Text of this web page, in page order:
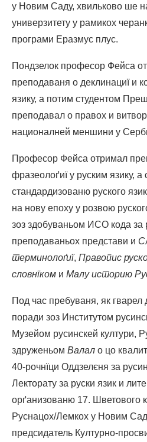
у Новим Саду, хвильково ше
универзитету у рамикох
програми Еразмус плус.
Пондзелок професор Фейса
преподаваня о деклинациї и
язику, а потим студентом
преподавал о правох и
националней меншини у
Професор Фейса отримал
фразеолоґиї у руским язику, а
стандардизованю руского
на нову епоху у розвою
зоз здобуваньом ИСО кода за
преподаваньох представи и
терминолоґиї, Правопис
словнїком и Малу историю
Под час пребуваня, як
поради зоз Институтом
Музейом русинскей култури,
здруженьом Валал о цо
40-рочнїци Оддзелєня за
Лекторату за руски язик и
орґанизованю 17. Шветового
Руснацох/Лемкох у Новим
предсидатель Културно-